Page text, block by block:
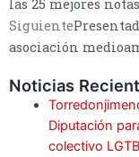
las 25 mejores
Siguiente
asociación
Noticias
Diputación
colectivo